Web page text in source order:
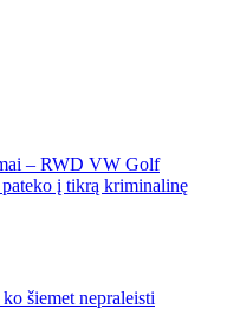
– RWD VW Golf
į tikrą kriminalinę